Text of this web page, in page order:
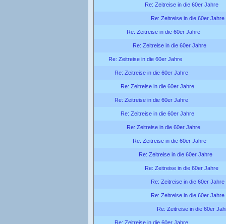
Re: Zeitreise in die 60er Jahre
Re: Zeitreise in die 60er Jahre
Re: Zeitreise in die 60er Jahre
Re: Zeitreise in die 60er Jahre
Re: Zeitreise in die 60er Jahre
Re: Zeitreise in die 60er Jahre
Re: Zeitreise in die 60er Jahre
Re: Zeitreise in die 60er Jahre
Re: Zeitreise in die 60er Jahre
Re: Zeitreise in die 60er Jahre
Re: Zeitreise in die 60er Jahre
Re: Zeitreise in die 60er Jahre
Re: Zeitreise in die 60er Jahre
Re: Zeitreise in die 60er Jahre
Re: Zeitreise in die 60er Jahre
Re: Zeitreise in die 60er
Re: Zeitreise in die 60er Jahre